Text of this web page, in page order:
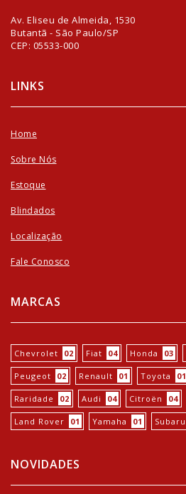
Av. Eliseu de Almeida, 1530
Butantã - São Paulo/SP
CEP: 05533-000
LINKS
Home
Sobre Nós
Estoque
Blindados
Localização
Fale Conosco
MARCAS
Chevrolet 02 Fiat 04 Honda 03
Peugeot 02 Renault 01 Toyota 01
Raridade 02 Audi 04 Citroën 04
Land Rover 01 Yamaha 01 Subaru
NOVIDADES